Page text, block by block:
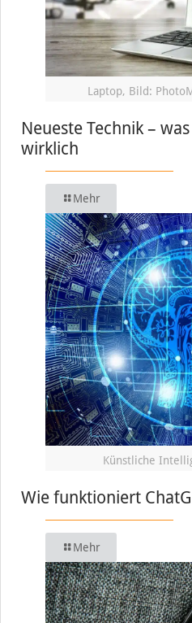
Laptop, Bild:
Neueste Technik –
wirklich
Mehr
Künstliche
Wie funktioniert
Mehr